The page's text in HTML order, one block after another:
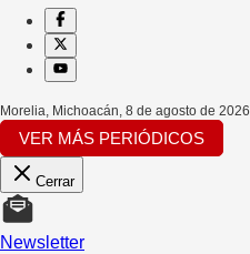
Morelia, Michoacán, 8 de agosto de 2026
VER MÁS PERIÓDICOS
Cerrar
Newsletter